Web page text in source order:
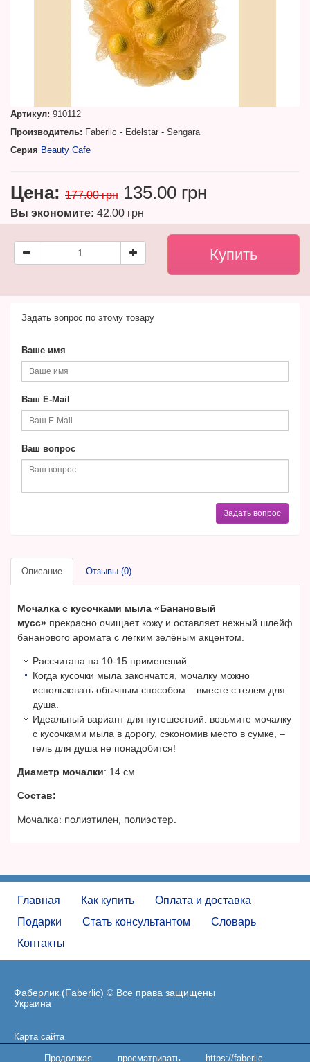
Артикул: 910112
Производитель: Faberlic - Edelstar - Sengara
Серия Beauty Cafe
Цена: 177.00 грн 135.00 грн
Вы экономите: 42.00 грн
Задать вопрос по этому товару
Ваше имя
Ваш E-Mail
Ваш вопрос
Задать вопрос
Описание Отзывы (0)
Мочалка с кусочками мыла «Банановый
мусс» прекрасно очищает кожу и оставляет нежный шлейф
бананового аромата с лёгким зелёным акцентом.
Рассчитана на 10-15 применений.
Когда кусочки мыла закончатся, мочалку можно
использовать обычным способом – вместе с гелем для
душа.
Идеальный вариант для путешествий: возьмите мочалку
с кусочками мыла в дорогу, сэкономив место в сумке, –
гель для душа не понадобится!
Диаметр мочалки: 14 см.
Состав:
Мочалка: полиэтилен, полиэстер.
Главная Как купить
Оплата и доставка
Подарки
Стать консультантом
Словарь
Контакты
Фаберлик (Faberlic) © Все права защищены
Украина
Карта сайта
Продолжая просматривать https://faberlic-